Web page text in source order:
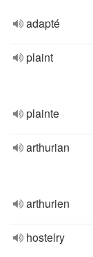
adapté
plaint
plainte
arthurian
arthurien
hostelry